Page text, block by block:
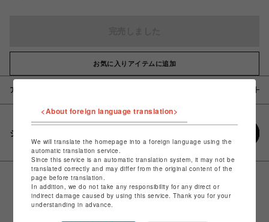
お気に入りアイテムに追加
アイテム説明 / 素材
シェアする
<About foreign language translation>
We will translate the homepage into a foreign language using the
automatic translation service.
Since this service is an automatic translation system, it may not be
translated correctly and may differ from the original content of the
page before translation.
In addition, we do not take any responsibility for any direct or
indirect damage caused by using this service. Thank you for your
understanding in advance.